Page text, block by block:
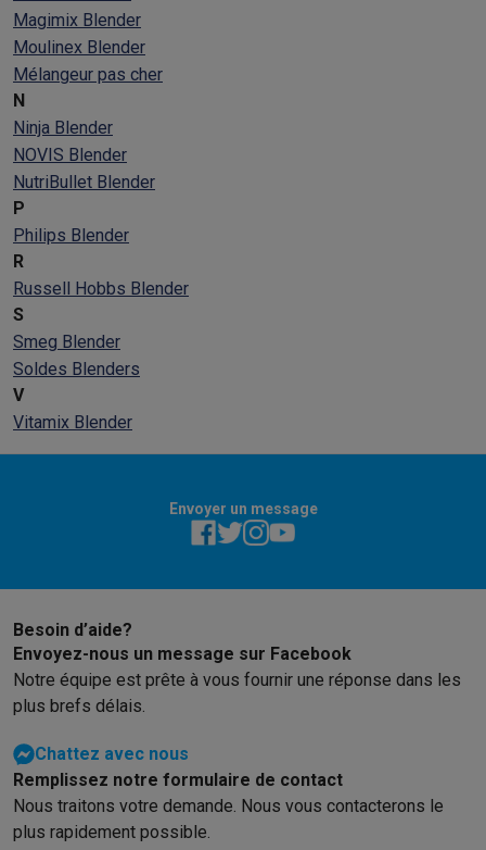
Magimix Blender
Moulinex Blender
Mélangeur pas cher
N
Ninja Blender
NOVIS Blender
NutriBullet Blender
P
Philips Blender
R
Russell Hobbs Blender
S
Smeg Blender
Soldes Blenders
V
Vitamix Blender
Envoyer un message
Besoin d’aide?
Envoyez-nous un message sur Facebook
Notre équipe est prête à vous fournir une réponse dans les
plus brefs délais.
Chattez avec nous
Remplissez notre formulaire de contact
Nous traitons votre demande. Nous vous contacterons le
plus rapidement possible.